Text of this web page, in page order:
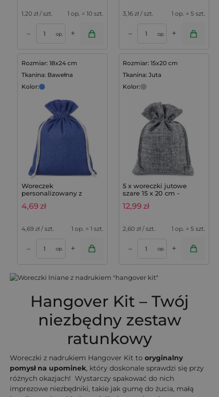
1,20 zł / szt. 1 op. = 10 szt.
– op. +
3,16 zł / szt. 1 op. = 5 szt.
– op. +
Rozmiar: 18x24 cm
Tkanina: Bawełna
Kolor:
Woreczek
personalizowany z
stylowe i wytrzymałe
4,69 zł
4,69 zł / szt. 1 op. = 1 szt.
– op. +
Rozmiar: 15x20 cm
Tkanina: Juta
Kolor:
5 x woreczki jutowe
szare 15 x 20 cm -
opakowania
12,99 zł
2,60 zł / szt. 1 op. = 5 szt.
– op. +
Hangover Kit – Twój
niezbędny zestaw
ratunkowy
Woreczki z nadrukiem Hangover Kit to oryginalny
pomysł na upominek, który doskonale sprawdzi się przy
różnych okazjach! Wystarczy spakować do nich
imprezowe niezbędniki, takie jak gumę do żucia, małą